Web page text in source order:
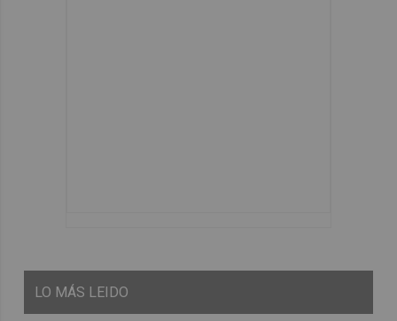
LO MÁS LEIDO